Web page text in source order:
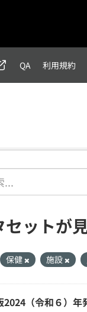
QA 利用規約
ットが
保健 施設
（令和６）年